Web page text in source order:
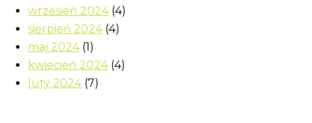
wrzesień 2024(4)
sierpień 2024(4)
maj 2024(1)
kwiecień 2024(4)
luty 2024(7)